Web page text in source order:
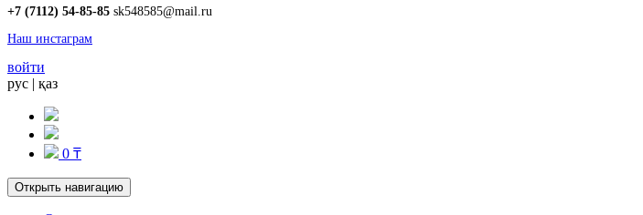
+7 (7112) 54-85-85 sk548585@mail.ru
Наш инстаграм
войти
рус | қаз
0 ₸
Открыть навигацию